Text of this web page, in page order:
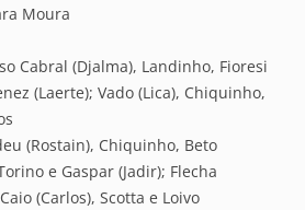
Moura
Cabral (Djalma), Landinho, Fioresi
(Laerte); Vado (Lica), Chiquinho,
(Rostain), Chiquinho, Beto
e Gaspar (Jadir); Flecha
(Carlos), Scotta e Loivo